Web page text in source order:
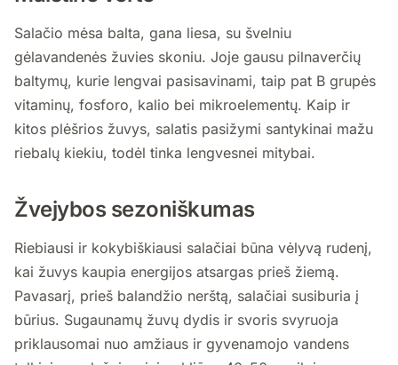
Salačio mėsa balta, gana liesa, su švelniu
gėlavandenės žuvies skoniu. Joje gausu pilnaverčių
baltymų, kurie lengvai pasisavinami, taip pat B grupės
vitaminų, fosforo, kalio bei mikroelementų. Kaip ir
kitos plėšrios žuvys, salatis pasižymi santykinai mažu
riebalų kiekiu, todėl tinka lengvesnei mitybai.
Žvejybos sezoniškumas
Riebiausi ir kokybiškiausi salačiai būna vėlyvą rudenį,
kai žuvys kaupia energijos atsargas prieš žiemą.
Pavasarį, prieš balandžio nerštą, salačiai susiburia į
būrius. Sugaunamų žuvų dydis ir svoris svyruoja
priklausomai nuo amžiaus ir gyvenamojo vandens